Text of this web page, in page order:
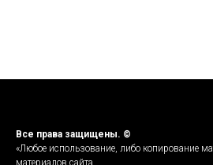
Все права защищены. ©
«Любое использование, либо копирование